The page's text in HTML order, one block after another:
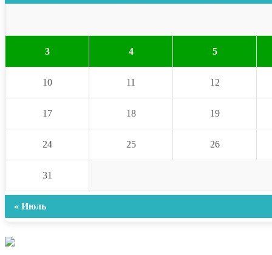
3 4 5
10 11 12
17 18 19
24 25 26
31
« Июль